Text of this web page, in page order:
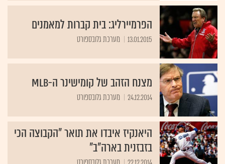
הפרמיירליג: בית קברות למאמנים
13.01.2015 מערכת גלובספורט
מצנח הזהב של קומישינר ה-MLB
24.12.2014 מערכת גלובספורט
היאנקיז איבדו את תואר "הקבוצה הכי
בזבזנית בארה"ב"